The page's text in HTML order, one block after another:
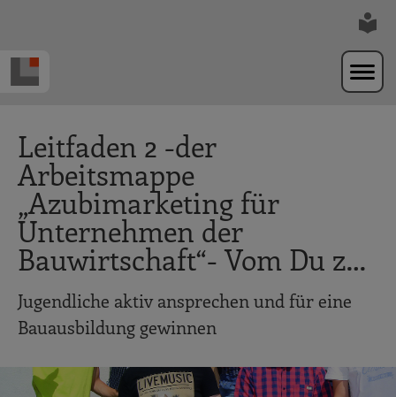
Leitfaden 2 -der
Arbeitsmappe
„Azubimarketing für
Unternehmen der
Bauwirtschaft“- Vom Du z…
Jugendliche aktiv ansprechen und für eine
Bauausbildung gewinnen